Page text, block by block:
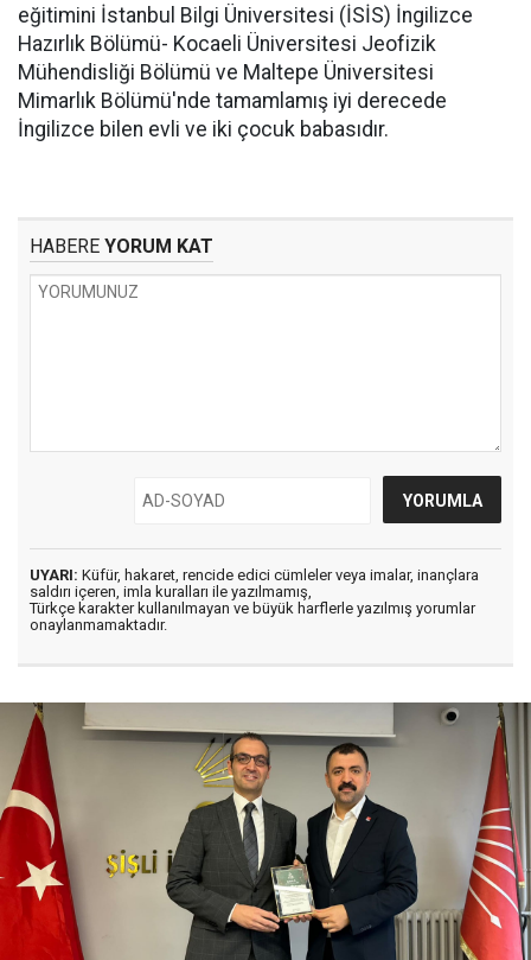
eğitimini İstanbul Bilgi Üniversitesi (İSİS) İngilizce
Hazırlık Bölümü- Kocaeli Üniversitesi Jeofizik
Mühendisliği Bölümü ve Maltepe Üniversitesi
Mimarlık Bölümü'nde tamamlamış iyi derecede
İngilizce bilen evli ve iki çocuk babasıdır.
HABERE YORUM KAT
UYARI: Küfür, hakaret, rencide edici cümleler veya imalar, inançlara
saldırı içeren, imla kuralları ile yazılmamış,
Türkçe karakter kullanılmayan ve büyük harflerle yazılmış yorumlar
onaylanmamaktadır.